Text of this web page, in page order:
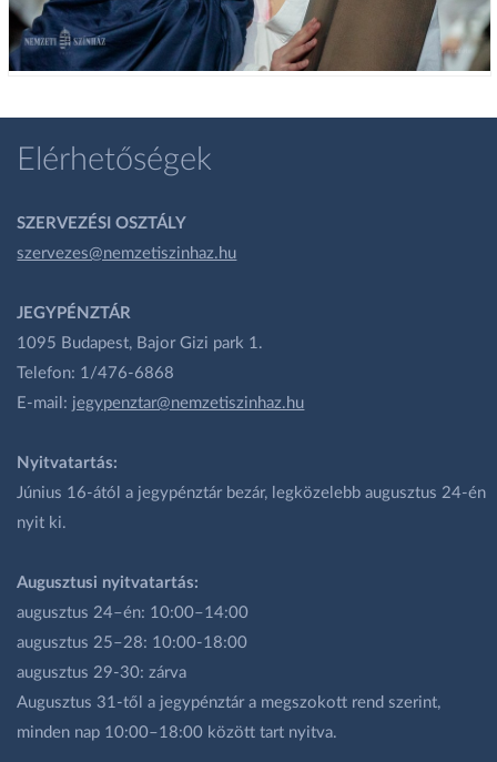
Elérhetőségek
SZERVEZÉSI OSZTÁLY
szervezes@nemzetiszinhaz.hu
JEGYPÉNZTÁR
1095 Budapest, Bajor Gizi park 1.
Telefon: 1/476-6868
E-mail: jegypenztar@nemzetiszinhaz.hu
Nyitvatartás:
Június 16-ától a jegypénztár bezár, legközelebb augusztus 24-én
nyit ki.
Augusztusi nyitvatartás:
augusztus 24–én: 10:00–14:00
augusztus 25–28: 10:00-18:00
augusztus 29-30: zárva
Augusztus 31-től a jegypénztár a megszokott rend szerint,
minden nap 10:00–18:00 között tart nyitva.